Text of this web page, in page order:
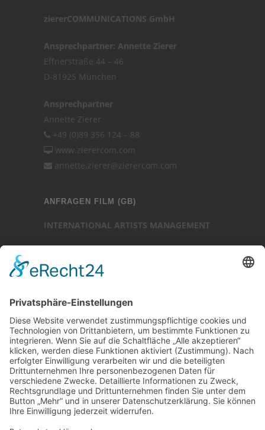
ziererCOMMUNICATIONS GmbH
Ansprechpartner: Annette Zierer
Effnerstraße 44 – 46
D-81925 München
Ansprechpartner
Annette Zierer
+49 (0)89 356 124 – 88
www.zierercom.com
annette.zierer@zierercom.com
ANFRAGEN FILM (GB)
INTERNATIONAL ARTISTS MANAGEMENT
25-27 Heath Street
London NW3 6TR (GB)
Ansprechpartner
Luc Chaudhary
+44 (0)20 7794 3705
www.internationalartistsmanagement.co.uk
internationalartistsmanagement.co.uk